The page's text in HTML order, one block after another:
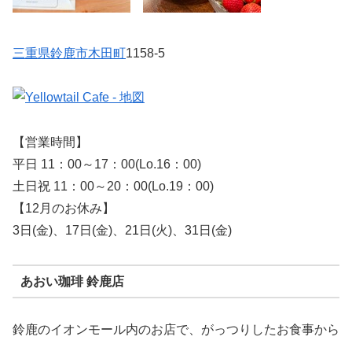
三重県鈴鹿市木田町1158-5
【営業時間】
平日 11：00～17：00(Lo.16：00)
土日祝 11：00～20：00(Lo.19：00)
【12月のお休み】
3日(金)、17日(金)、21日(火)、31日(金)
あおい珈琲 鈴鹿店
鈴鹿のイオンモール内のお店で、がっつりしたお食事から